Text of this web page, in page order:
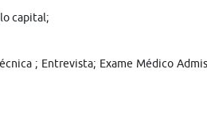
capital;
; Entrevista; Exame Médico